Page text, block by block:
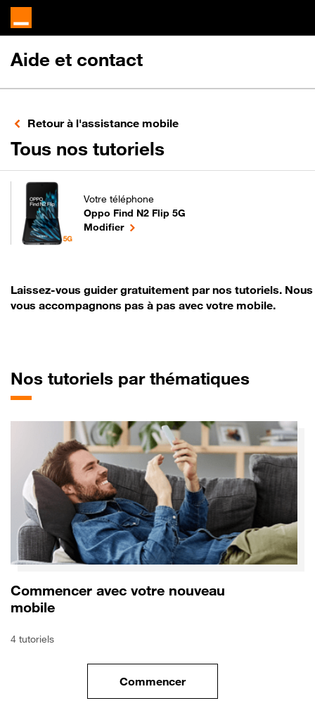
Aide et contact
Retour à l'assistance mobile
Tous nos tutorielspour votre Oppo
Laissez-vous guider gratuitement par nos tutoriels. Nous
vous accompagnons pas à pas avec votre mobile.
Votre téléphone
Oppo Find N2 Flip 5G
pour votre Oppo Find N2 Flip 5G ou
Modifierle téléphone sélectionné
Nos tutoriels par thématiquespour
Commencer avec votre nouveau
mobile
4 tutoriels
Commencerle tuto pour Commencer avec